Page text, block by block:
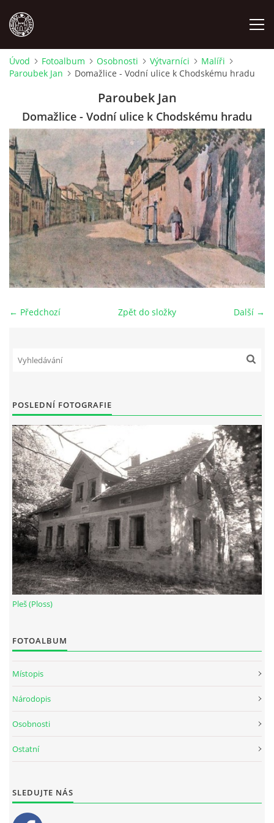
MÍSTOPIS
NÁRODOPIS
OSOBNOSTI
OSTATNÍ
ODKAZY
O NÁS
Tento projekt je realizován za finanční podpory
města Domažlice.
© 2026 eStránky.cz |Aktualizováno: 17. 7. 2026 |Nahoru ↑
Úvod Fotoalbum Osobnosti Výtvarníci
Malíři
Paroubek Jan
Domažlice - Vodní ulice k Chodskému hradu
Paroubek Jan
Domažlice - Vodní ulice k Chodskému hradu
← Předchozí Další →
Zpět do složky
POSLEDNÍ FOTOGRAFIE
Pleš (Ploss)
FOTOALBUM
Místopis
Národopis
Osobnosti
Ostatní
SLEDUJTE NÁS